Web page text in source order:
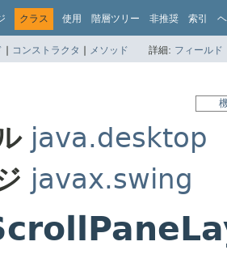
クラス 使用 階層ツリー 非推奨 索引
| コンストラクタ | メソッド 詳細: フィールド
java.desktop
javax.swing